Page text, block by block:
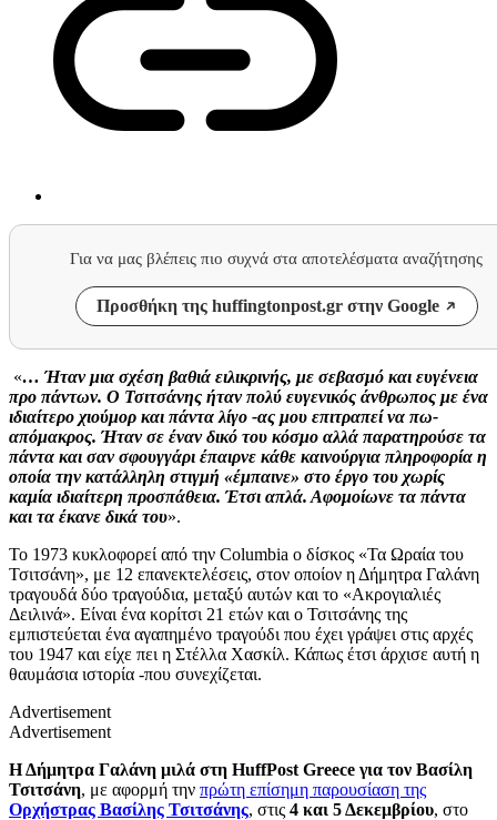
Για να μας βλέπεις πιο συχνά στα αποτελέσματα αναζήτησης
Προσθήκη της huffingtonpost.gr στην Google
«… Ήταν μια σχέση βαθιά ειλικρινής, με σεβασμό και ευγένεια
προ πάντων. Ο Τσιτσάνης ήταν πολύ ευγενικός άνθρωπος με ένα
ιδιαίτερο χιούμορ και πάντα λίγο -ας μου επιτραπεί να πω-
απόμακρος. Ήταν σε έναν δικό του κόσμο αλλά παρατηρούσε τα
πάντα και σαν σφουγγάρι έπαιρνε κάθε καινούργια πληροφορία η
οποία την κατάλληλη στιγμή «έμπαινε» στο έργο του χωρίς
καμία ιδιαίτερη προσπάθεια. Έτσι απλά. Αφομοίωνε τα πάντα
και τα έκανε δικά του».
Το 1973 κυκλοφορεί από την Columbia ο δίσκος «Τα Ωραία του
Τσιτσάνη», με 12 επανεκτελέσεις, στον οποίον η Δήμητρα Γαλάνη
τραγουδά δύο τραγούδια, μεταξύ αυτών και το «Ακρογιαλιές
Δειλινά». Είναι ένα κορίτσι 21 ετών και ο Τσιτσάνης της
εμπιστεύεται ένα αγαπημένο τραγούδι που έχει γράψει στις αρχές
του 1947 και είχε πει η Στέλλα Χασκίλ. Κάπως έτσι άρχισε αυτή η
θαυμάσια ιστορία -που συνεχίζεται.
Advertisement
Advertisement
Η Δήμητρα Γαλάνη μιλά στη HuffPost Greece για τον Βασίλη
Τσιτσάνη, με αφορμή την πρώτη επίσημη παρουσίαση της
Ορχήστρας Βασίλης Τσιτσάνης, στις 4 και 5 Δεκεμβρίου, στο